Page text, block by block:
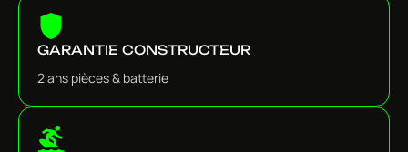
GARANTIE CONSTRUCTEUR
2 ans pièces & batterie